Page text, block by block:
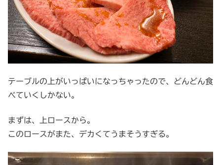
テーブルの上がいっぱいになっちゃったので、どんどん食
べていくしかない。
まずは、上ロースから。
このロースがまた、デカくてうまそうすぎる。